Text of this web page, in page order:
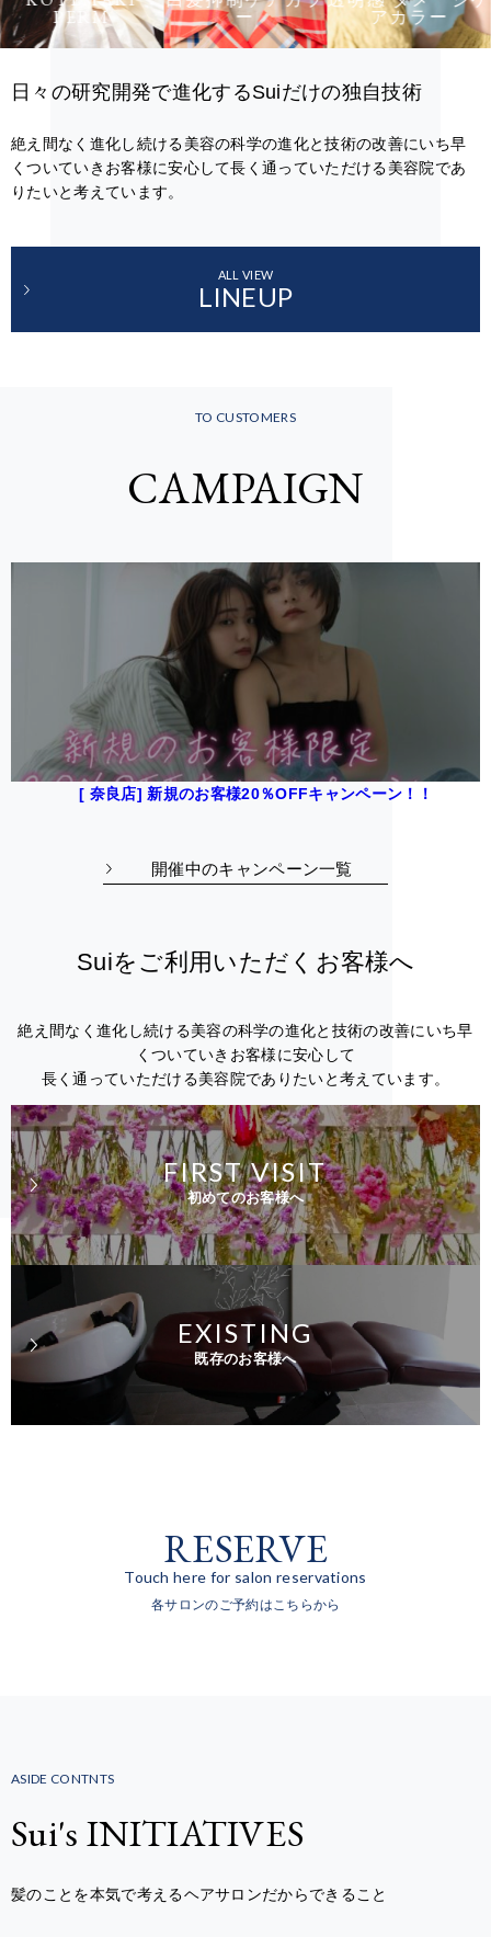
PERM ー アカラー
日々の研究開発で進化するSuiだけの独自技術
絶え間なく進化し続ける美容の科学の進化と技術の改善にいち早
くついていきお客様に安心して長く通っていただける美容院であ
りたいと考えています。
ALL VIEW
LINEUP
TO CUSTOMERS
CAMPAIGN
[ 奈良店] 新規のお客様20％OFFキャンペーン！！
開催中のキャンペーン一覧
Suiをご利用いただくお客様へ
絶え間なく進化し続ける美容の科学の進化と技術の改善にいち早
くついていきお客様に安心して
長く通っていただける美容院でありたいと考えています。
初めてのお客様へ
FIRST VISIT
既存のお客様へ
EXISTING
RESERVE
Touch here for salon reservations
各サロンのご予約はこちらから
ASIDE CONTNTS
Sui's INITIATIVES
髪のことを本気で考えるヘアサロンだからできること